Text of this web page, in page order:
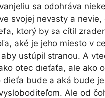
sa odohráva
svojej nevesty a
ktorý by sa cítil
aké je jeho miesto v
ustúpil stranou. A
otec dieťaťa, ale ako
bude a aká bude
Ale od